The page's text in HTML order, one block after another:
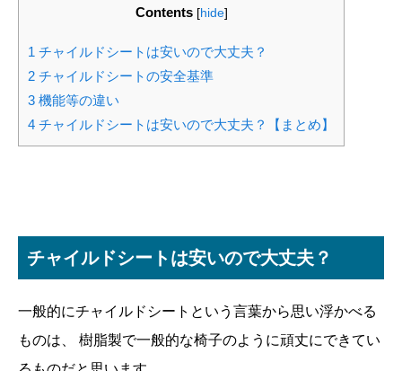
Contents [hide]
1 チャイルドシートは安いので大丈夫？
2 チャイルドシートの安全基準
3 機能等の違い
4 チャイルドシートは安いので大丈夫？【まとめ】
チャイルドシートは安いので大丈夫？
一般的にチャイルドシートという言葉から思い浮かべる
ものは、 樹脂製で一般的な椅子のように頑丈にできてい